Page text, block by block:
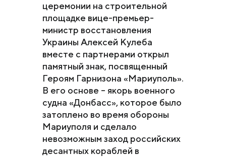
церемонии на строительной
площадке вице-премьер-
министр восстановления
Украины Алексей Кулеба
вместе с партнерами открыл
памятный знак, посвященный
Героям Гарнизона «Мариуполь».
В его основе – якорь военного
судна «Донбасс», которое было
затоплено во время обороны
Мариуполя и сделало
невозможным заход российских
десантных кораблей в